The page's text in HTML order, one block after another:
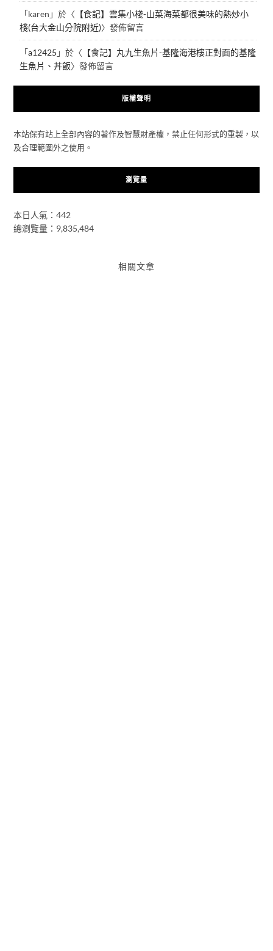
「karen 」於〈 【食記】雲集小棧-山菜海菜都很美味的熱炒小
棧(台大金山分院附近)〉發佈留言
「a12425 」於〈 【食記】丸九生魚片-基隆海港樓正對面的基隆
生魚片、丼飯〉發佈留言
版權聲明
本站保有站上全部內容的著作及智慧財產權，禁止任何形式的重製，以
及合理範圍外之使用。
瀏覽量
本日人氣：442
總瀏覽量：9,835,484
相關文章